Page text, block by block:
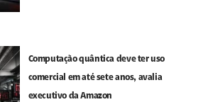
Computação quântica deve ter uso
comercial em até sete anos, avalia
executivo da Amazon